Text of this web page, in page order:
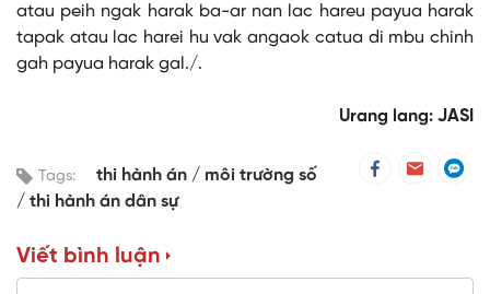
atau peih ngak harak ba-ar nan lac hareu payua harak
tapak atau lac harei hu vak angaok catua di mbu chinh
gah payua harak gal./.
Urang lang: JASI
Tags: thi hành án
môi trường số
thi hành án dân sự
Viết bình luận